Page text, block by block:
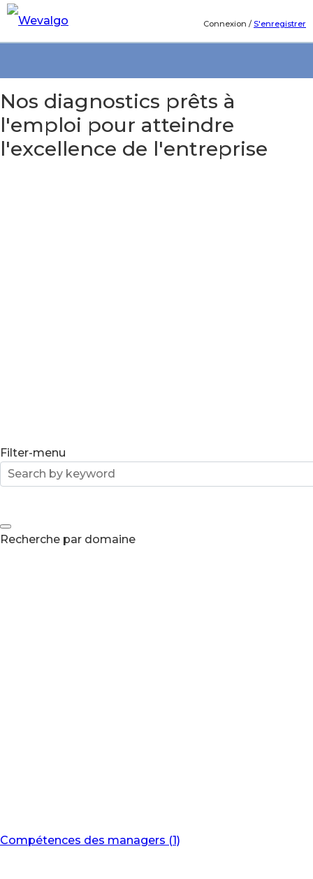
Connexion /S'enregistrer
Nos diagnostics prêts à
l'emploi pour atteindre
l'excellence de l'entreprise
Filter-menu
Recherche par domaine
Compétences des managers (1)